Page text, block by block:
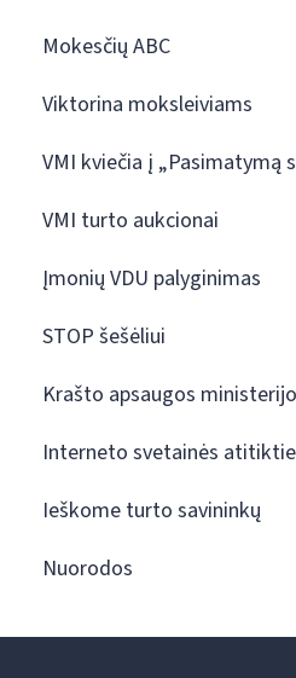
Mokesčių ABC
Viktorina moksleiviams
VMI kviečia į „Pasimatymą
VMI turto aukcionai
Įmonių VDU palyginimas
STOP šešėliui
Krašto apsaugos
Interneto svetainės
Ieškome turto savininkų
Nuorodos